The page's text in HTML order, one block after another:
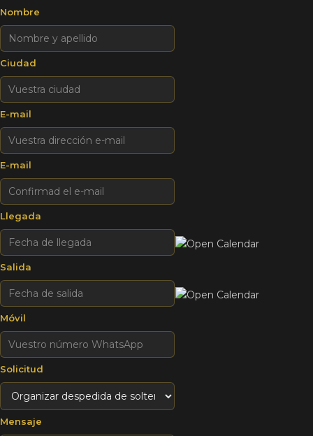
Nombre
Ciudad
E-mail
E-mail
Llegada
Salida
Móvil
Solicitud
Mensaje